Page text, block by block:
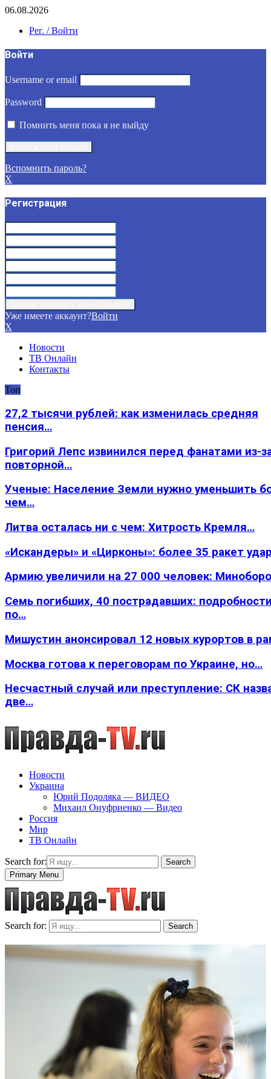
06.08.2026
Рег. / Войти
Войти
Username or email
Password
Помнить меня пока я не выйду
Вспомнить пароль?
X
Регистрация
Уже имеете аккаунт?Войти
X
Новости
ТВ Онлайн
Контакты
Топ
27,2 тысячи рублей: как изменилась средняя
пенсия…
Григорий Лепс извинился перед фанатами из-
повторной…
Ученые: Население Земли нужно уменьшить
чем…
Литва осталась ни с чем: Хитрость Кремля…
«Искандеры» и «Цирконы»: более 35 ракет
Армию увеличили на 27 000 человек:
Семь погибших, 40 пострадавших:
по…
Мишустин анонсировал 12 новых курортов в
Москва готова к переговорам по Украине, но…
Несчастный случай или преступление: СК
две…
Новости
Украина
Юрий Подоляка — ВИДЕО
Михаил Онуфриенко — Видео
Россия
Мир
ТВ Онлайн
Search for:
Search
Primary Menu
Search for: Search